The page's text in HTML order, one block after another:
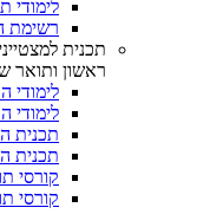
לימודי
רשימת
תכנית
ראשון ותואר
לימודי
לימודי
תכנית
תכנית
קורסי
קורסי